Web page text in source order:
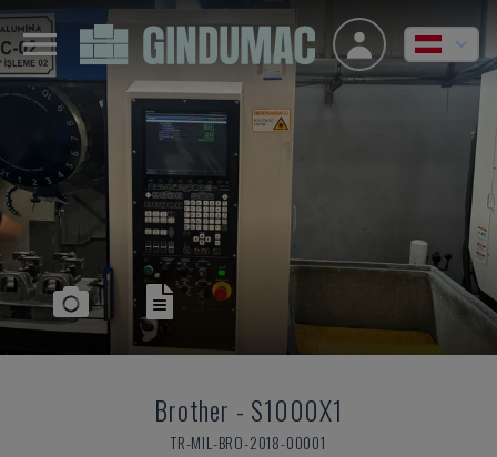
Brother - S1000X1
TR-MIL-BRO-2018-00001